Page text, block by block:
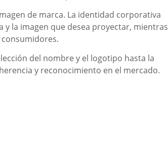
de marca. La identidad corporativa
la imagen que desea proyectar, mientras
del nombre y el logotipo hasta la
y reconocimiento en el mercado.